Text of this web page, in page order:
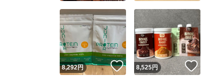
8,292円 いいね！
8,525円